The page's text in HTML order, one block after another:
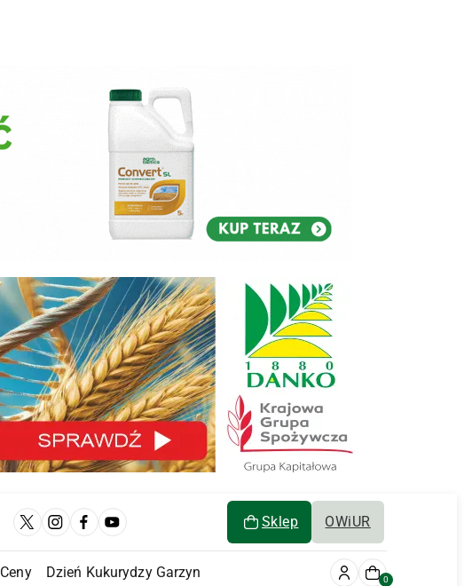
Sklep OWiUR
Ceny Dzień Kukurydzy Garzyn 0